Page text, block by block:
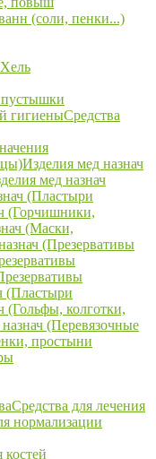
(соли, пенки...)
гигиеныСредства
Изделия мед назнач
мед назнач
(Пластыри
(Горчишники,
(Маски,
(Презервативы
(Пластыри
(Гольфы, колготки,
(Перевязочные
простыни
Средства для лечения
нормализации
костей